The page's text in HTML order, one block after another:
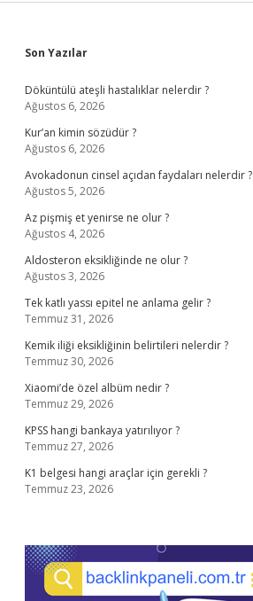
Sidebar
Son Yazılar
Döküntülü ateşli hastalıklar nelerdir ?
Ağustos 6, 2026
Kur’an kimin sözüdür ?
Ağustos 6, 2026
Avokadonun cinsel açıdan faydaları nelerdir ?
Ağustos 5, 2026
Az pişmiş et yenirse ne olur ?
Ağustos 4, 2026
Aldosteron eksikliğinde ne olur ?
Ağustos 3, 2026
Tek katlı yassı epitel ne anlama gelir ?
Temmuz 31, 2026
Kemik iliği eksikliğinin belirtileri nelerdir ?
Temmuz 30, 2026
Xiaomi’de özel albüm nedir ?
Temmuz 29, 2026
KPSS hangi bankaya yatırılıyor ?
Temmuz 27, 2026
K1 belgesi hangi araçlar için gerekli ?
Temmuz 23, 2026